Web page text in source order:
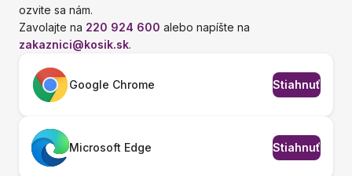
ozvite sa nám.
Zavolajte na 220 924 600 alebo napíšte na
zakaznici@kosik.sk.
Google Chrome Stiahnuť
Microsoft Edge Stiahnuť